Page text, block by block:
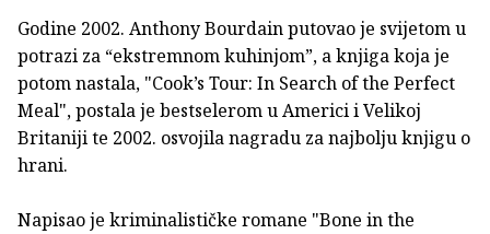
Godine 2002. Anthony Bourdain putovao je svijetom u
potrazi za “ekstremnom kuhinjom”, a knjiga koja je
potom nastala, "Cook’s Tour: In Search of the Perfect
Meal", postala je bestselerom u Americi i Velikoj
Britaniji te 2002. osvojila nagradu za najbolju knjigu o
hrani.
Napisao je kriminalističke romane "Bone in the